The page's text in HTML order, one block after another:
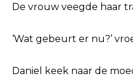
De vrouw veegde haar
‘Wat gebeurt er nu?’
Daniel keek naar de